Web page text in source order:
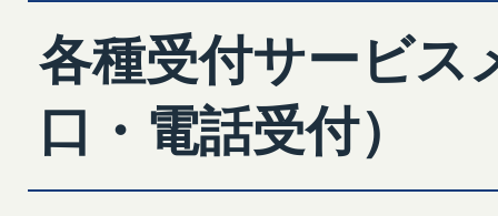
各種受付サービス
口・電話受付）